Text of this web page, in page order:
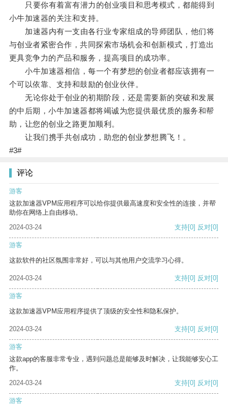
只要你有着富有潜力的创业项目和思考模式，都能得到
小牛加速器的关注和支持。
加速器内有一支由各行业专家组成的导师团队，他们将
与创业者紧密合作，共同探索市场机会和创新模式，打造出
更具竞争力的产品和服务，提高项目的成功率。
小牛加速器相信，每一个有梦想的创业者都应该拥有一
个可以依靠、支持和鼓励的创业伙伴。
无论你处于创业的初期阶段，还是需要新的突破和发展
的中后期，小牛加速器都将竭诚为您提供最优质的服务和帮
助，让您的创业之路更加顺利。
让我们携手共创成功，助您的创业梦想腾飞！。
#3#
评论
游客
这款加速器VPM应用程序可以给你提供最高速度和安全性的连接，并帮
助你在网络上自由移动。
2024-03-24
支持[0] 反对[0]
游客
这款软件的社区氛围非常好，可以与其他用户交流学习心得。
2024-03-24 支持[0] 反对[0]
游客
这款加速器VPM应用程序提供了顶级的安全性和隐私保护。
2024-03-24 支持[0] 反对[0]
游客
这款app的客服非常专业，遇到问题总是能够及时解决，让我能够安心工
作。
2024-03-24
支持[0] 反对[0]
游客